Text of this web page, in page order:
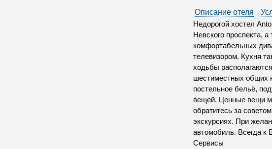
Описание отеля
Недорогой хостел
Невского проспекта,
комфортабельных
телевизором. Кухня
ходьбы
шестиместных общих
постельное бельё,
вещей. Ценные вещи
обратитесь за
экскурсиях. При
автомобиль. Всегда к
Сервисы